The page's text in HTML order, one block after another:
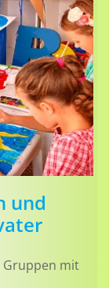
und
Gruppen mit